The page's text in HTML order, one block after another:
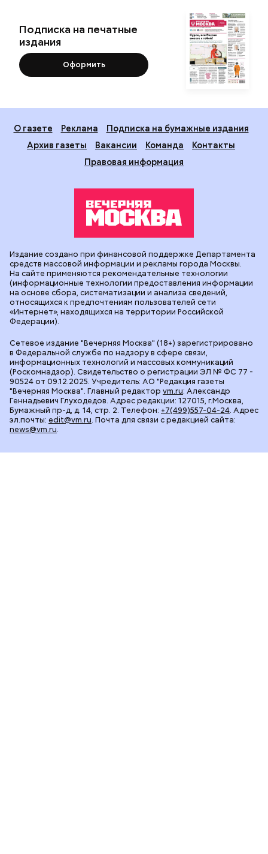
Подписка на печатные
издания
Оформить
О газете Реклама
Подписка на бумажные издания
Архив газеты
Вакансии Команда
Контакты
Правовая информация
Сетевое издание "Вечерняя Москва" (18+) зарегистрировано
в Федеральной службе по надзору в сфере связи,
информационных технологий и массовых коммуникаций
(Роскомнадзор). Свидетельство о регистрации ЭЛ № ФС 77 -
90524 от 09.12.2025. Учредитель: АО "Редакция газеты
"Вечерняя Москва". Главный редактор vm.ru: Александр
Геннадьевич Глуходедов. Адрес редакции: 127015, г.Москва,
Бумажный пр-д, д. 14, стр. 2. Телефон: +7(499)557-04-24. Адрес
эл.почты: edit@vm.ru. Почта для связи с редакцией сайта:
news@vm.ru.
Издание создано при финансовой поддержке Департамента
средств массовой информации и рекламы города Москвы.
На сайте применяются рекомендательные технологии
(информационные технологии предоставления информации
на основе сбора, систематизации и анализа сведений,
относящихся к предпочтениям пользователей сети
«Интернет», находящихся на территории Российской
Федерации).